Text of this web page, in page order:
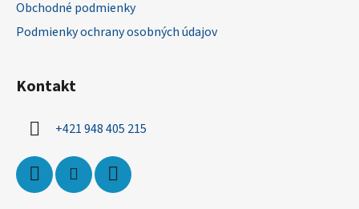
Obchodné podmienky
Podmienky ochrany osobných údajov
Kontakt
+421 948 405 215